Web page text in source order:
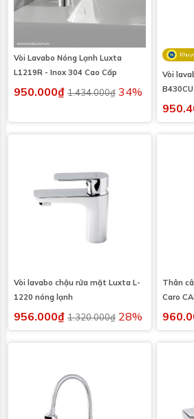
Vòi Lavabo Nóng Lạnh Luxta
L1219R - Inox 304 Cao Cấp
950.000₫ 1.434.000₫ 34%
Vòi
Vòi lavabo chậu rửa mặt Luxta L-
1220 nóng lạnh
956.000₫ 1.320.000₫ 28%
Thân
Caro